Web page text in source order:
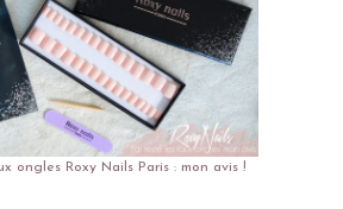
ongles Roxy Nails Paris : mon avis !